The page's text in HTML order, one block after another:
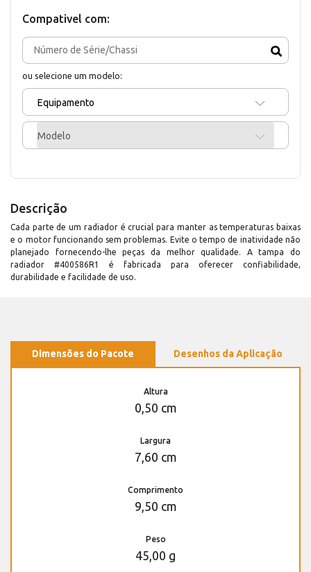
Compativel com:
ou selecione um modelo:
Equipamento
Modelo
Descrição
Cada parte de um radiador é crucial para manter as temperaturas baixas
e o motor funcionando sem problemas. Evite o tempo de inatividade não
planejado fornecendo-lhe peças da melhor qualidade. A tampa do
radiador #400586R1 é fabricada para oferecer confiabilidade,
durabilidade e facilidade de uso.
Dimensões do Pacote Desenhos da Aplicação
Altura
0,50 cm
Largura
7,60 cm
Comprimento
9,50 cm
Peso
45,00 g